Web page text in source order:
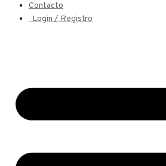
Contacto
Login / Registro